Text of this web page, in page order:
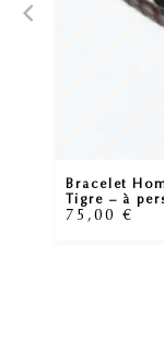
Bracelet
Tigre – à
75,00 €